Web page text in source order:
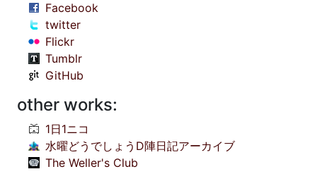
Facebook
twitter
Flickr
Tumblr
GitHub
other works:
1日1ニコ
水曜どうでしょうD陣日記アーカイブ
The Weller's Club